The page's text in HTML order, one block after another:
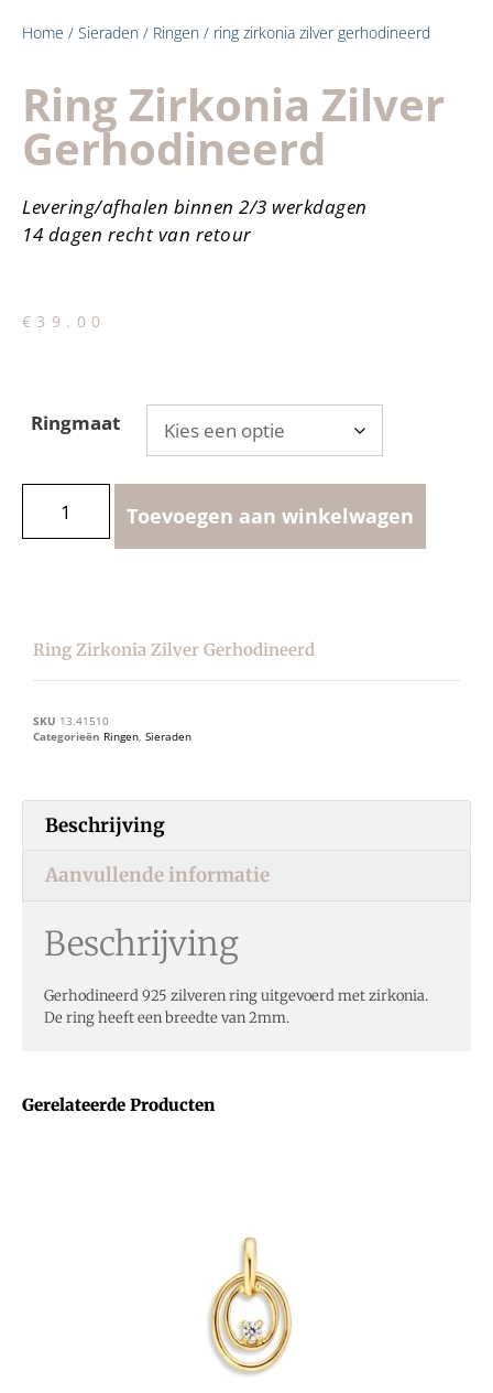
Home / Sieraden / Ringen / ring zirkonia zilver gerhodineerd
Ring Zirkonia Zilver
Gerhodineerd
Levering/afhalen binnen 2/3 werkdagen
14 dagen recht van retour
€ 39.00
Ringmaat
Toevoegen aan winkelwagen
Gerelateerde Producten
Ring Zirkonia Zilver Gerhodineerd
SKU 13.41510
Categorieën Ringen, Sieraden
Beschrijving
Aanvullende informatie
Beschrijving
Gerhodineerd 925 zilveren ring uitgevoerd met zirkonia.
De ring heeft een breedte van 2mm.